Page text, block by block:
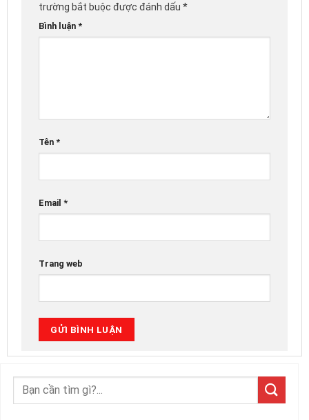
trường bắt buộc được đánh dấu *
Bình luận *
Tên *
Email *
Trang web